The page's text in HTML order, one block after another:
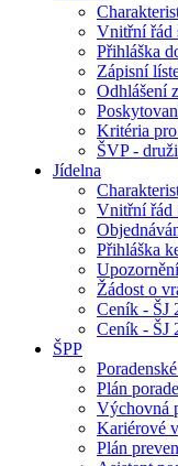
Vnitřní řád
Přihláška
Zápisní
Odhlášení
Kritéria
ŠVP -
Jídelna
Vnitřní řád
Přihláška
Upozornění
Žádost o
Ceník - ŠJ
Ceník - ŠJ
ŠPP
Plán
Výchovná
Kariérové
Plán